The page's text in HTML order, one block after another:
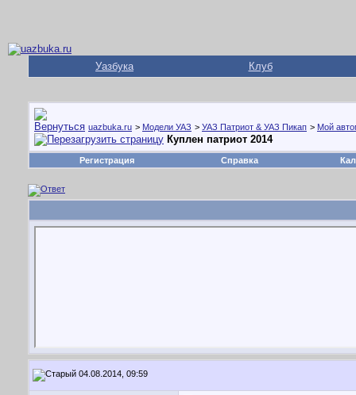
Уазбука Клуб
uazbuka.ru > Модели УАЗ > УАЗ Патриот & УАЗ Пикап > Мой
Куплен патриот 2014
Регистрация Справка
04.08.2014, 09:59